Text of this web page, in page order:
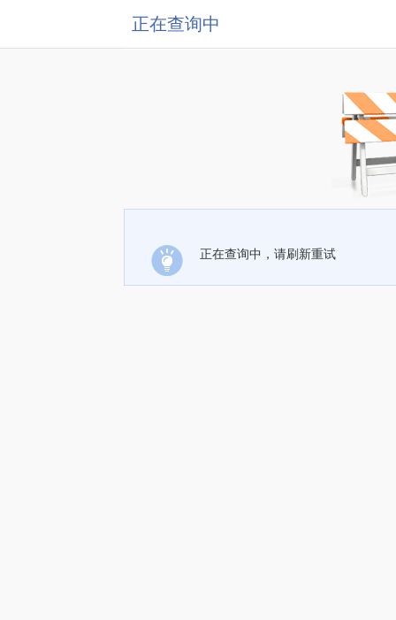
正在查询中
正在查询中，请刷新重试